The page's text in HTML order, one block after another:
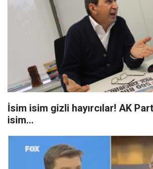
İsim isim gizli hayırcılar! AK
isim...